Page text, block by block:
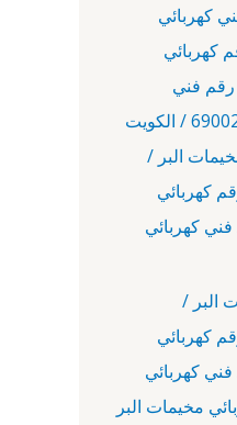
/ فني كهربائي
كهربائي
رقم فني
البر /
/ رقم كهربائي
كهربائي
البر /
/ رقم كهربائي
كهربائي
مخيمات البر